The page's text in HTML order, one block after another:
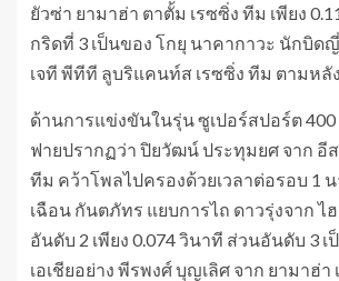
ยัวซ่า ยามาฮ่า ตาตั้ม เรซซิ่ง ทีม เพียง
กริดที่ 3 เป็นของ โกยุ นาคากาวะ นักบิด
เจที พีทีที ลูบริแคนท์ส เรซซิ่ง ทีม ตามหลั
ด้านการแข่งขันในรุ่น ซูเปอร์สปอร์ต
ฟายปรากฏว่า ปิยวัฒน์ ประทุมยศ จาก อีส
ทีม คว้าโพลไปครองด้วยเวลาต่อรอบ 1
เฉือน กันตภัทร แยบการไถ ดาวรุ่งจาก ไ
อันดับ 2 เพียง 0.074 วินาที ส่วนอันดับ 3
เอเชียอย่าง พีรพงศ์ บุญเลิศ จาก ยามาฮ่า